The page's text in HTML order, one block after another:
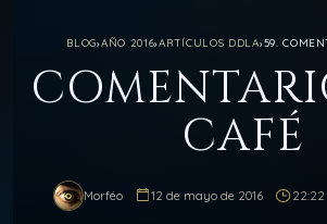
BLOG›AÑO 2016›ARTÍCULOS DDLA›59.
CAFÉ
Morféo 12 de mayo de 2016 22:22